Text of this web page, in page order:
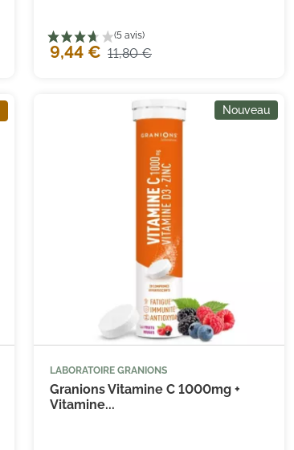
9,44 € 11,80 €
Nouveau

LABORATOIRE GRANIONS
Granions Vitamine C 1000mg +
Vitamine...